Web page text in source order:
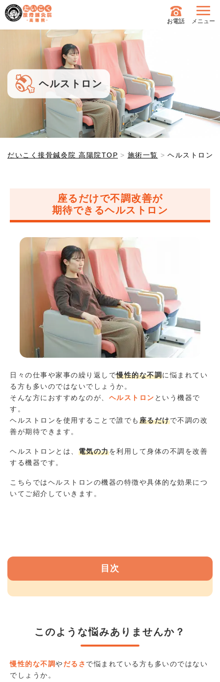
お電話 メニュー
ヘルストロン
だいこく接骨鍼灸院 高陽院TOP 施術一覧 ヘルストロン
座るだけで不調改善が
期待できるヘルストロン
日々の仕事や家事の繰り返しで慢性的な不調に悩まれてい
る方も多いのではないでしょうか。
そんな方におすすめなのが、 ヘルストロン という機器で
す。
ヘルストロンを使用することで誰でも 座るだけで不調の改
善が期待できます。
ヘルストロンとは、 電気の力を利用して身体の不調を改善
する機器です。
こちらではヘルストロンの機器の特徴や具体的な効果につ
いてご紹介していきます。
目次
このような悩みありませんか？
慢性的な不調やだるさ で悩まれている方も多いのではない
でしょうか。